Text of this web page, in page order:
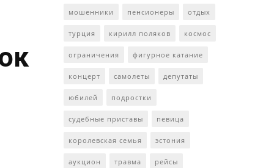
мошенники пенсионеры отдых
турция кирилл поляков космос
ограничения фигурное катание
концерт самолеты депутаты
юбилей подростки
судебные приставы певица
королевская семья эстония
аукцион травма рейсы